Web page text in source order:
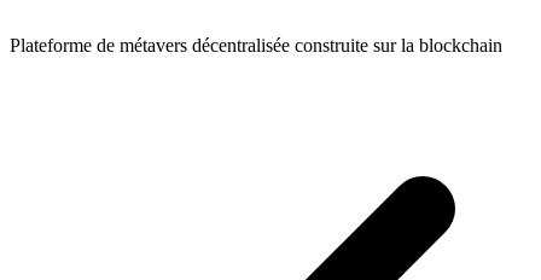
Plateforme de métavers décentralisée construite sur la blockchain